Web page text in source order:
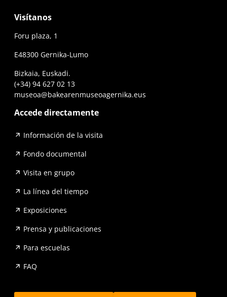
Visítanos
Foru plaza, 1
E48300 Gernika-Lumo
Bizkaia, Euskadi.
(+34) 94 627 02 13
museoa@bakearenmuseoagernika.eus
Accede directamente
Información de la visita
Fondo documental
Visita en grupo
La línea del tiempo
Exposiciones
Prensa y publicaciones
Para escuelas
FAQ